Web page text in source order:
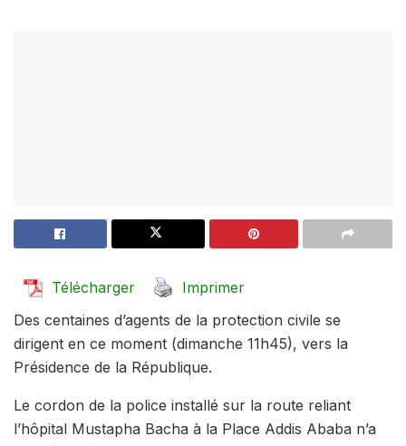
Télécharger
Imprimer
Des centaines d’agents de la protection civile se
dirigent en ce moment (dimanche 11h45), vers la
Présidence de la République.
Le cordon de la police installé sur la route reliant
l’hôpital Mustapha Bacha à la Place Addis Ababa n’a